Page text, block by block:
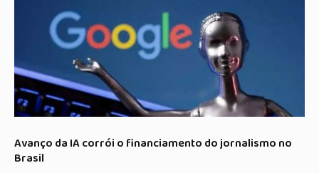
Avanço da IA corrói o financiamento do jornalismo no
Brasil